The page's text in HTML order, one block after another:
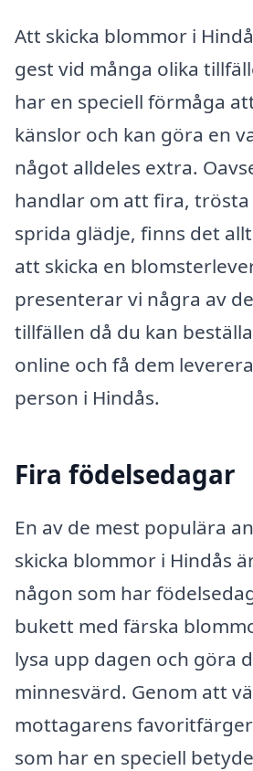
Att skicka blommor i
gest vid många olika
har en speciell förmåga
känslor och kan göra en
något alldeles extra.
handlar om att fira, trösta
sprida glädje, finns det
att skicka en
presenterar vi några av
tillfällen då du kan
online och få dem
person i Hindås.
Fira födelsedagar
En av de mest populära
skicka blommor i Hindås
någon som har
bukett med färska
lysa upp dagen och göra
minnesvärd. Genom att
mottagarens
som har en speciell